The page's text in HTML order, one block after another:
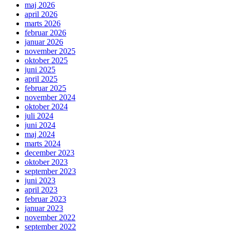
maj 2026
april 2026
marts 2026
februar 2026
januar 2026
november 2025
oktober 2025
juni 2025
april 2025
februar 2025
november 2024
oktober 2024
juli 2024
juni 2024
maj 2024
marts 2024
december 2023
oktober 2023
september 2023
juni 2023
april 2023
februar 2023
januar 2023
november 2022
september 2022